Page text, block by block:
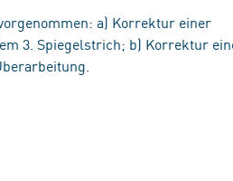
a) Korrektur einer
3. Spiegelstrich; b) Korrektur